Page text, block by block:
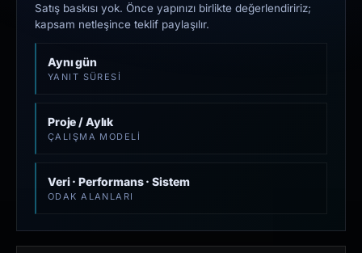
Satış baskısı yok. Önce yapınızı birlikte değerlendiririz;
kapsam netleşince teklif paylaşılır.
Aynı gün
YANIT SÜRESI
Proje / Aylık
ÇALIŞMA MODELI
Veri · Performans · Sistem
ODAK ALANLARI